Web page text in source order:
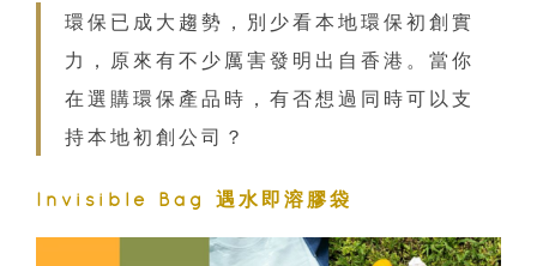
環保已成大趨勢，別少看本地環保初創實
力，原來有不少厲害發明出自香港。當你
在選購環保產品時，有否想過同時可以支
持本地初創公司？
Invisible Bag 遇水即溶膠袋